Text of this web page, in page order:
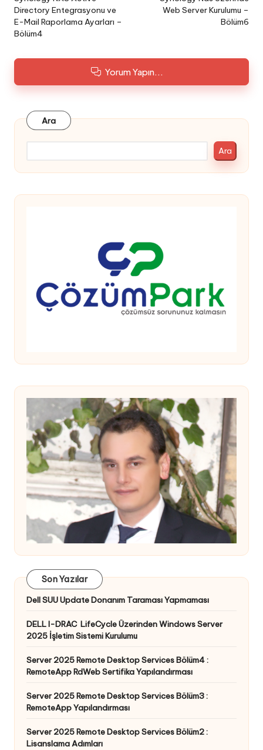
Directory Entegrasyonu ve
E-Mail Raporlama Ayarları –
Bölüm4
Web Server Kurulumu –
Bölüm6
Yorum Yapın...
Ara
Ara
Son Yazılar
Dell SUU Update Donanım Taraması Yapmaması
DELL I-DRAC LifeCycle Üzerinden Windows Server
2025 İşletim Sistemi Kurulumu
Server 2025 Remote Desktop Services Bölüm4 :
RemoteApp RdWeb Sertifika Yapılandırması
Server 2025 Remote Desktop Services Bölüm3 :
RemoteApp Yapılandırması
Server 2025 Remote Desktop Services Bölüm2 :
Lisanslama Adımları